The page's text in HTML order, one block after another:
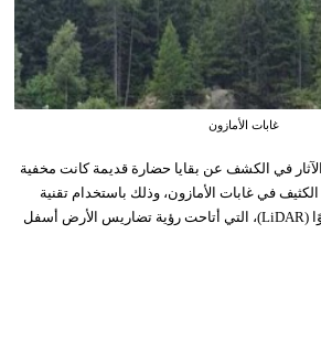
غابات الأمازون
في الكشف عن بقايا حضارة قديمة كانت مخفية
في غابات الأمازون، وذلك باستخدام تقنية
المسح بالليزر المحمولة جوًا (LiDAR)، التي أتاحت رؤية تضاريس الأرض أسفل